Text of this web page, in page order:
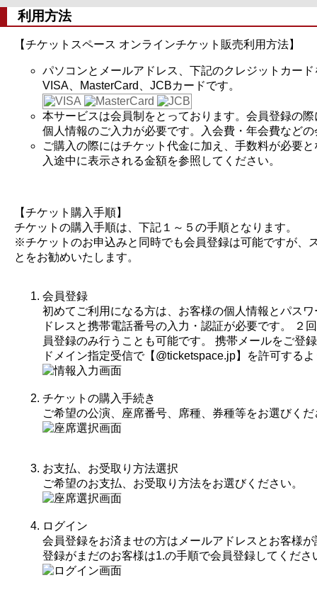
利用方法
【チケットスペース オンラインチケット販売利用方法】
パソコンとメールアドレス、下記のクレジットカー
VISA、MasterCard、JCBカードです。
本サービスは会員制をとっております。会員登録の
個人情報のご入力が必要です。入会費・年会費など
ご購入の際にはチケット代金に加え、手数料が必要
入途中に表示される金額を参照してください。
【チケット購入手順】
チケットの購入手順は、下記１～５の手順となります。
※チケットのお申込みと同時でも会員登録は可能ですが、
とをお勧めいたします。
会員登録
初めてご利用になる方は、お客様の個人情報とパス
ドレスと携帯電話番号の入力・認証が必要です。 ２
員登録のみ行うことも可能です。 携帯メールをご登
ドメイン指定受信で【@ticketspace.jp】を許可する
チケットの購入手続き
ご希望の公演、座席番号、席種、券種等をお選びくだ
お支払、お受取り方法選択
ご希望のお支払、お受取り方法をお選びください。
ログイン
会員登録をお済ませの方はメールアドレスとお客様
登録がまだのお客様は1.の手順で会員登録してくださ